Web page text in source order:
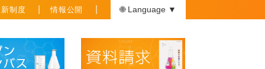
制度 情報公開 🌐 Language ▼